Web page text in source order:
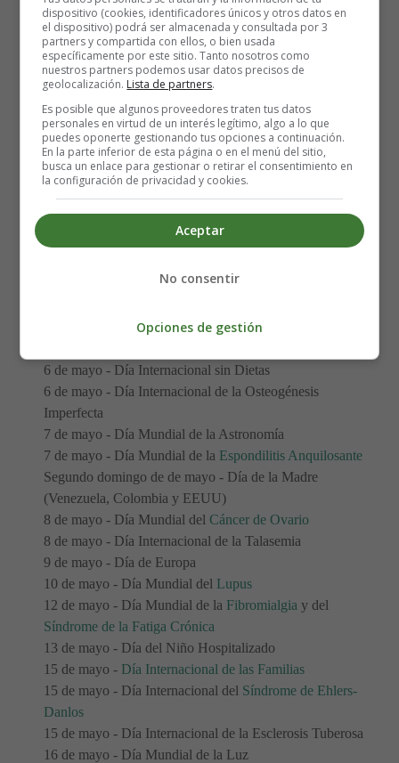
Mundiales en Mayo
Primer domingo de mayo -Día de la Madre
1 de mayo -Día Internacional de los Trabajadores
1 de mayo -Día Mundial del Amor
1 de mayo -Día Mundial de la Risa
1 de mayo - Día Mundial de la Enfermedad de Lyme
1 de mayo - Día Internacional de laAnemia de Fanconi
2 de mayo - Día Internacional contra el
4 de mayo - Día Mundial de la Salud Mental Materna
5 de mayo - Día Mundial de la Hipertensión Pulmonar
6 de mayo - Día Internacional sin Dietas
6 de mayo - Día Internacional de la Osteogénesis
Imperfecta
7 de mayo - Día Mundial de la Astronomía
7 de mayo - Día Mundial de la Espondilitis Anquilosante
Segundo domingo de de mayo - Día de la Madre
(Venezuela, Colombia y EEUU)
8 de mayo - Día Mundial del Cáncer de Ovario
8 de mayo - Día Internacional de la Talasemia
9 de mayo - Día de Europa
10 de mayo - Día Mundial del Lupus
12 de mayo - Día Mundial de la Fibromialgia y del
Síndrome de la Fatiga Crónica
13 de mayo - Día del Niño Hospitalizado
15 de mayo - Día Internacional de las Familias
15 de mayo - Día Internacional del Síndrome de Ehlers-
Danlos
15 de mayo - Día Internacional de la Esclerosis Tuberosa
16 de mayo - Día Mundial de la Luz
dispositivo (cookies, identificadores únicos y otros datos en
el dispositivo) podrá ser almacenada y consultada por 3
partners y compartida con ellos, o bien usada
específicamente por este sitio. Tanto nosotros como
nuestros partners podemos usar datos precisos de
geolocalización. Lista de partners.
Es posible que algunos proveedores traten tus datos
personales en virtud de un interés legítimo, algo a lo que
puedes oponerte gestionando tus opciones a continuación.
En la parte inferior de esta página o en el menú del sitio,
busca un enlace para gestionar o retirar el consentimiento en
la configuración de privacidad y cookies.
Aceptar
No consentir
Opciones de gestión